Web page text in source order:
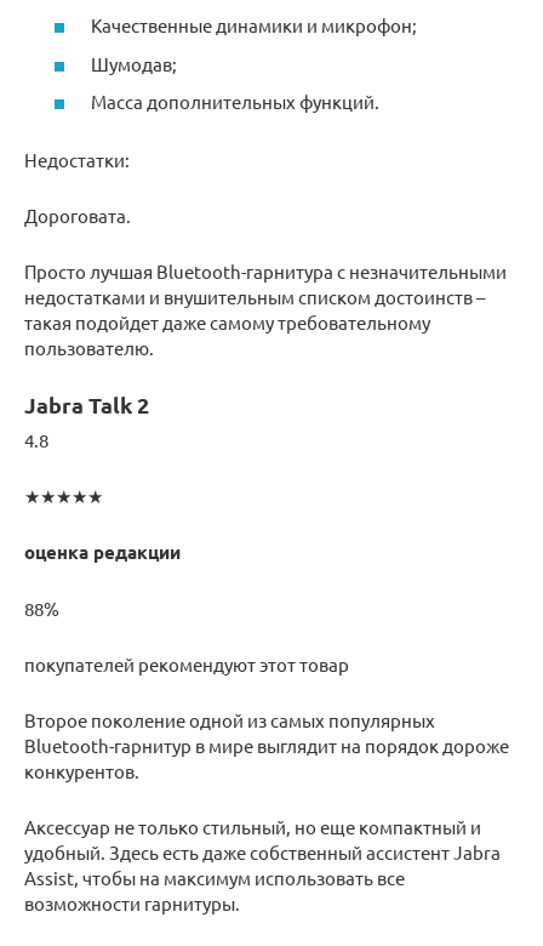
Качественные динамики и микрофон;
Шумодав;
Масса дополнительных функций.
Недостатки:
Дороговата.
Просто лучшая Bluetooth-гарнитура с незначительными
недостатками и внушительным списком достоинств –
такая подойдет даже самому требовательному
пользователю.
Jabra Talk 2
4.8
★★★★★
оценка редакции
88%
покупателей рекомендуют этот товар
Второе поколение одной из самых популярных
Bluetooth-гарнитур в мире выглядит на порядок дороже
конкурентов.
Аксессуар не только стильный, но еще компактный и
удобный. Здесь есть даже собственный ассистент Jabra
Assist, чтобы на максимум использовать все
возможности гарнитуры.